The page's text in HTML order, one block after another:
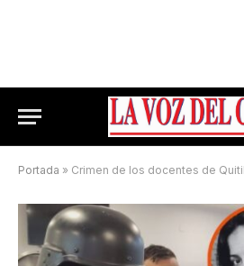
Portada » Crimen de los docentes de Quitilipi: jurado